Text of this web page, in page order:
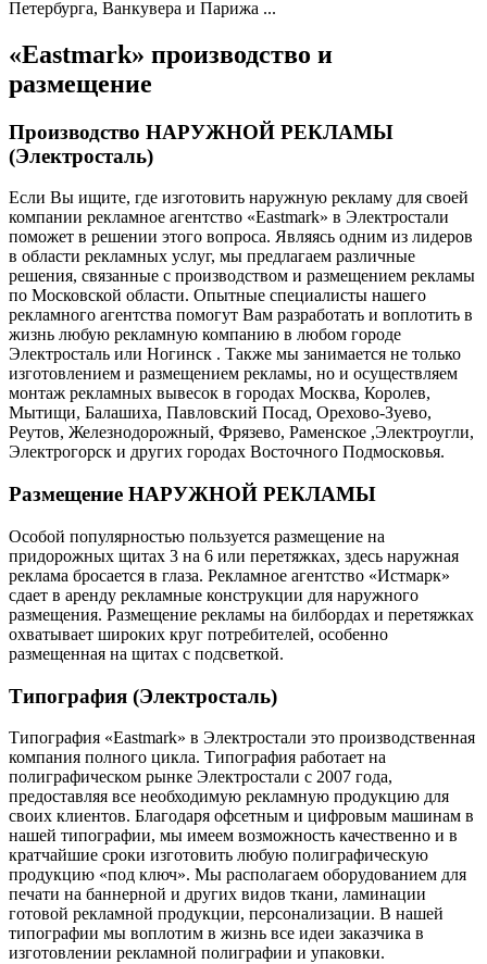
Петербурга, Ванкувера и Парижа ...
«Eastmark» производство и
размещение
Производство НАРУЖНОЙ РЕКЛАМЫ
(Электросталь)
Если Вы ищите, где изготовить наружную рекламу для своей
компании рекламное агентство «Eastmark» в Электростали
поможет в решении этого вопроса. Являясь одним из лидеров
в области рекламных услуг, мы предлагаем различные
решения, связанные с производством и размещением рекламы
по Московской области. Опытные специалисты нашего
рекламного агентства помогут Вам разработать и воплотить в
жизнь любую рекламную компанию в любом городе
Электросталь или Ногинск . Также мы занимается не только
изготовлением и размещением рекламы, но и осуществляем
монтаж рекламных вывесок в городах Москва, Королев,
Мытищи, Балашиха, Павловский Посад, Орехово-Зуево,
Реутов, Железнодорожный, Фрязево, Раменское ,Электроугли,
Электрогорск и других городах Восточного Подмосковья.
Размещение НАРУЖНОЙ РЕКЛАМЫ
Особой популярностью пользуется размещение на
придорожных щитах 3 на 6 или перетяжках, здесь наружная
реклама бросается в глаза. Рекламное агентство «Истмарк»
сдает в аренду рекламные конструкции для наружного
размещения. Размещение рекламы на билбордах и перетяжках
охватывает широких круг потребителей, особенно
размещенная на щитах с подсветкой.
Типография (Электросталь)
Типография «Eastmark» в Электростали это производственная
компания полного цикла. Типография работает на
полиграфическом рынке Электростали с 2007 года,
предоставляя все необходимую рекламную продукцию для
своих клиентов. Благодаря офсетным и цифровым машинам в
нашей типографии, мы имеем возможность качественно и в
кратчайшие сроки изготовить любую полиграфическую
продукцию «под ключ». Мы располагаем оборудованием для
печати на баннерной и других видов ткани, ламинации
готовой рекламной продукции, персонализации. В нашей
типографии мы воплотим в жизнь все идеи заказчика в
изготовлении рекламной полиграфии и упаковки.